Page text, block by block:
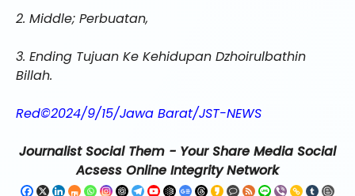
2. Middle; Perbuatan,
3. Ending Tujuan Ke Kehidupan Dzhoirulbathin
Billah.
Red©2024/9/15/Jawa Barat/JST-NEWS
Journalist Social Them - Your Share Media Social
Acsess Online Integrity Network